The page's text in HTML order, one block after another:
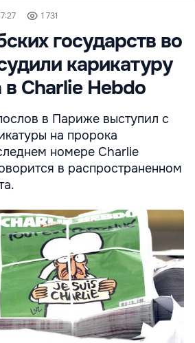
1 731
государств во
карикатуру
Charlie Hebdo
в Париже выступил с
на пророка
номере Charlie
в распространенном